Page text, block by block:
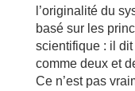
l’originalité du
basé sur les
scientifique : il
comme deux et
Ce n’est pas